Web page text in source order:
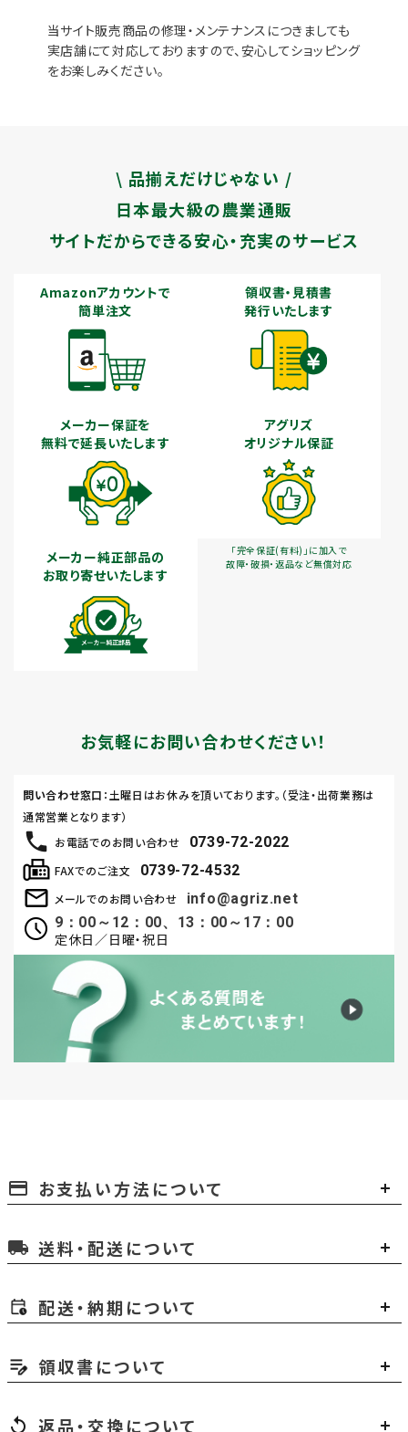
当サイト販売商品の修理・メンテナンスにつきましても
実店舗にて対応しておりますので、安心してショッピング
をお楽しみください。
\ 品揃えだけじゃない /
日本最大級の農業通販
サイトだからできる安心・充実のサービス
Amazonアカウントで
簡単注文
領収書・見積書
発行いたします
メーカー保証を
無料で延長いたします
アグリズ
オリジナル保証
「完全保証(有料)」に加入で
故障・破損・返品など無償対応
メーカー純正部品の
お取り寄せいたします
お気軽にお問い合わせください！
お電話でのお問い合わせ 0739-72-2022
メールでのお問い合わせ
info@agriz.net
9：00～12：00、13：00～17：00
定休日／日曜・祝日
FAXでのご注文 0739-72-4532
問い合わせ窓口 ：土曜日はお休みを頂いております。（受注・出荷業務は
通常営業となります）
payment お支払い方法について
local_shipping 送料・配送について
配送・納期について
領収書について
返品・交換について